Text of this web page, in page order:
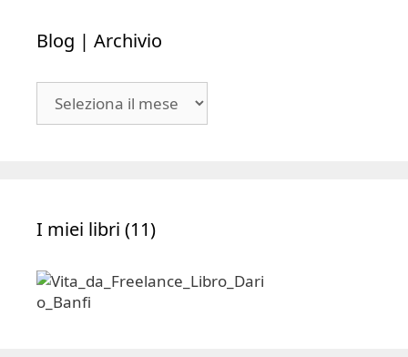
Blog | Archivio
I miei libri (11)